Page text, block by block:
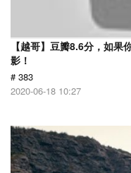
【越哥】豆瓣8.6分，如
影！
# 383
2020-06-18 10:27